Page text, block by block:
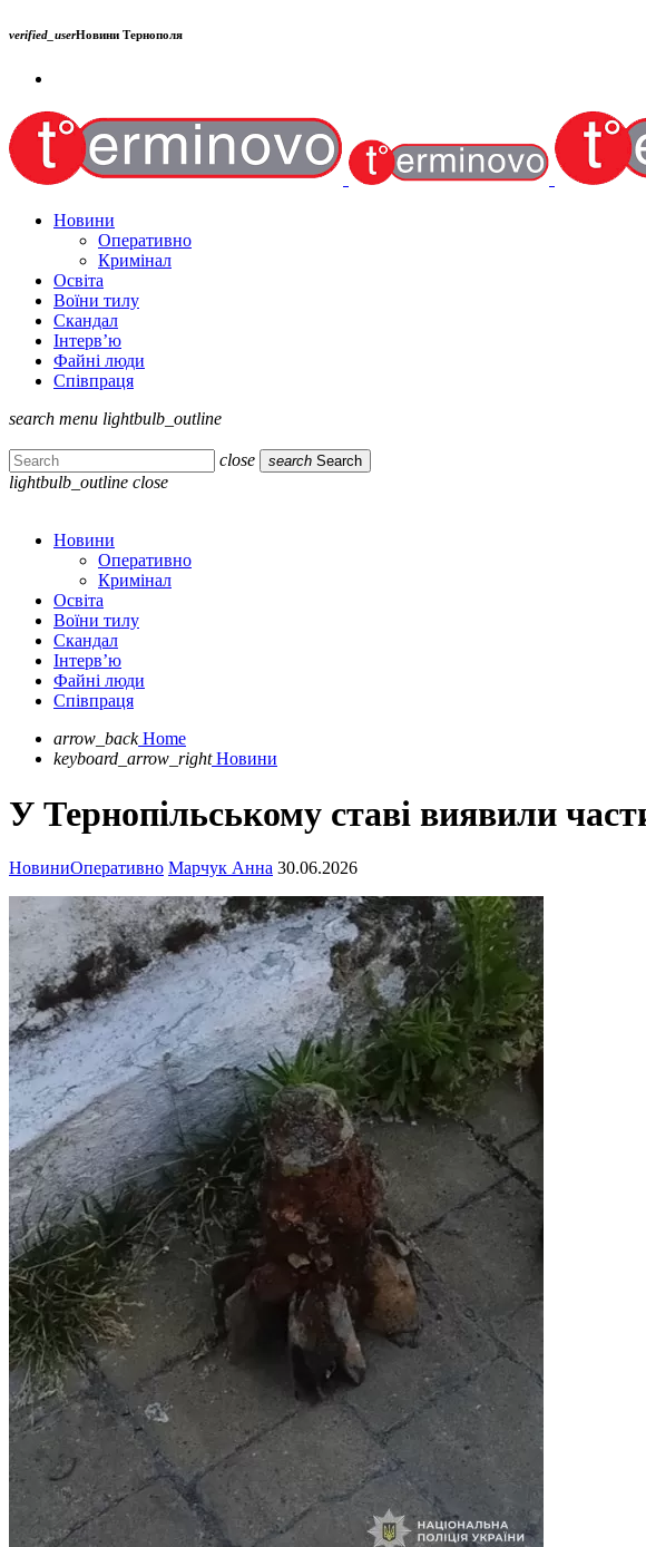
verified_userНовини Тернополя
Новини
Оперативно
Кримінал
Освіта
Воїни тилу
Скандал
Інтерв’ю
Файні люди
Співпраця
search menu lightbulb_outline
close search Search
lightbulb_outline close
Новини
Оперативно
Кримінал
Освіта
Воїни тилу
Скандал
Інтерв’ю
Файні люди
Співпраця
arrow_back Home
keyboard_arrow_right Новини
У Тернопільському ставі виявили
НовиниОперативно Марчук Анна 30.06.2026